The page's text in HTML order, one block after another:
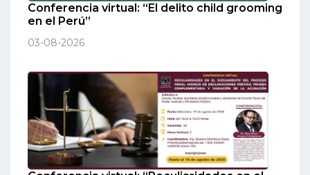
Conferencia virtual: “El delito child grooming
en el Perú”
03-08-2026